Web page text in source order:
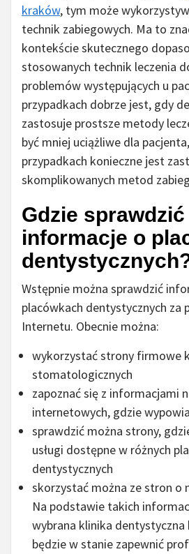
kraków, tym może
technik zabiegowych. Ma to
kontekście skutecznego
stosowanych technik leczenia
problemów występujących u
przypadkach dobrze jest, gdy
zastosuje prostsze metody
być mniej uciążliwe dla
przypadkach konieczne jest
skomplikowanych metod
Gdzie sprawdzić
informacje o
Wstępnie można sprawdzić
placówkach dentystycznych za
Internetu. Obecnie można:
wykorzystać strony firmowe
stomatologicznych
zapoznać się z informacjami
internetowych, gdzie
sprawdzić można strony,
usługi dostępne w różnych
dentystycznych
skorzystać można ze stron o
Na podstawie takich
wybrana klinika
będzie w stanie zapewnić